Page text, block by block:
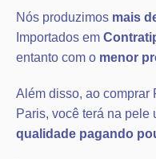
Nós produzimos mais
Importados em
entanto com o menor
Além disso, ao comprar
Paris, você terá na pele
qualidade pagando